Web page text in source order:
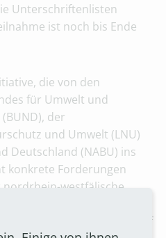
Unterschriftenlisten
ist noch bis Ende
die von den
für Umwelt und
der
und Umwelt (LNU)
Deutschland (NABU) ins
konkrete Forderungen
westfälische
beschäftigt, sind 66.000
Gesammelt werden sie auf